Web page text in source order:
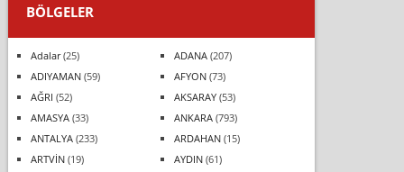
BÖLGELER
Adalar(25) ADANA(207)
ADIYAMAN(59) AFYON(73)
AĞRI (52) AKSARAY(53)
AMASYA(33) ANKARA(793)
ANTALYA(233) ARDAHAN(15)
ARTVİN(19) AYDIN(61)